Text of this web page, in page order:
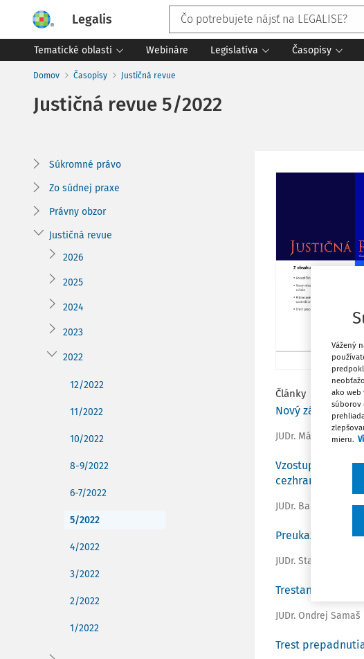
Legalis
Tematické oblasti Webináre Legislatíva Časopisy
Domov Časopisy Justičná revue
Justičná revue 5/2022
Súkromné právo
Zo súdnej praxe
Právny obzor
Justičná revue
2026
2025
2024
2023
2022
12/2022
11/2022
10/2022
8-9/2022
6-7/2022
5/2022
4/2022
3/2022
2/2022
1/2022
Články
Nový zákon o
JUDr. Mária T.
Vzostup
cezhraničných
JUDr. Barbora
Preukazovanie
JUDr. Stanislav
Trestanie za
JUDr. Ondrej Samaš
Trest
Vážený
ako web
súborov
mieru.